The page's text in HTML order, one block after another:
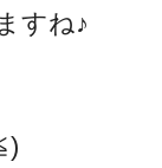
すね♪